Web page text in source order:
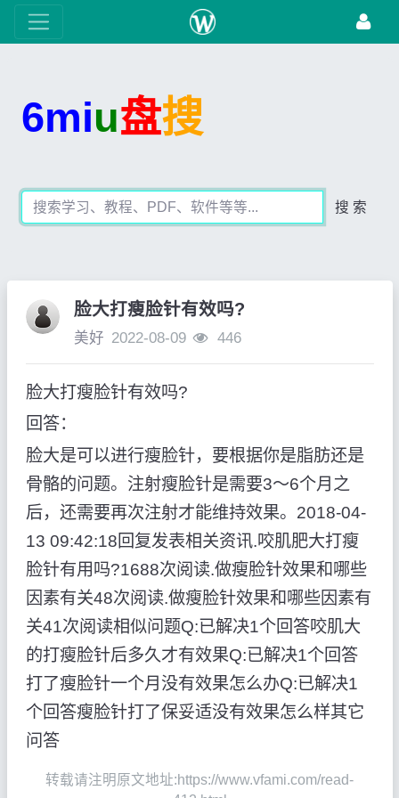
6miu盘搜
搜 索
脸大打瘦脸针有效吗?
美好 2022-08-09 446
脸大打瘦脸针有效吗?
回答：
脸大是可以进行瘦脸针，要根据你是脂肪还是
骨骼的问题。注射瘦脸针是需要3～6个月之
后，还需要再次注射才能维持效果。2018-04-
13 09:42:18回复发表相关资讯.咬肌肥大打瘦
脸针有用吗?1688次阅读.做瘦脸针效果和哪些
因素有关48次阅读.做瘦脸针效果和哪些因素有
关41次阅读相似问题Q:已解决1个回答咬肌大
的打瘦脸针后多久才有效果Q:已解决1个回答
打了瘦脸针一个月没有效果怎么办Q:已解决1
个回答瘦脸针打了保妥适没有效果怎么样其它
问答
转载请注明原文地址:https://www.vfami.com/read-